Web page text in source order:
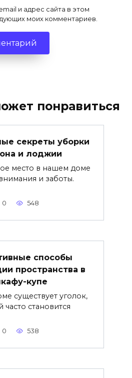
и адрес сайта в этом
моих комментариев.
понравиться
секреты уборки
и лоджии
место в нашем доме
и заботы.
0 548
способы
пространства в
купе
существует уголок,
часто становится
0 538